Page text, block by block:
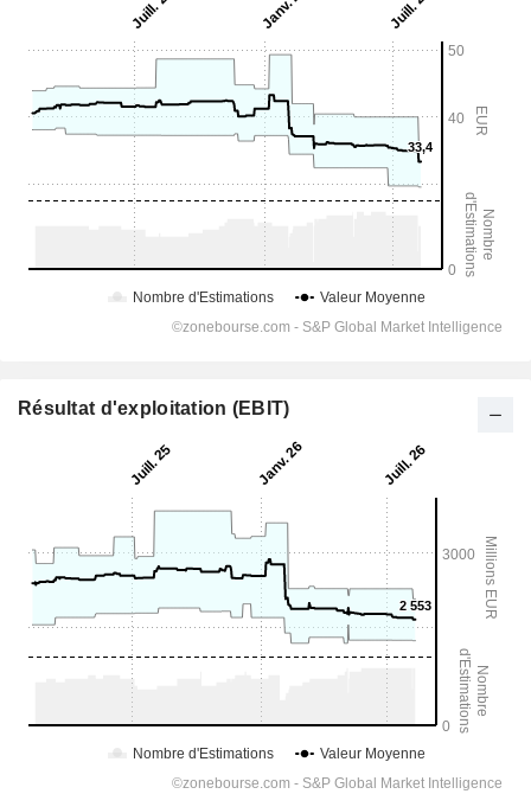
Résultat d'exploitation (EBIT)